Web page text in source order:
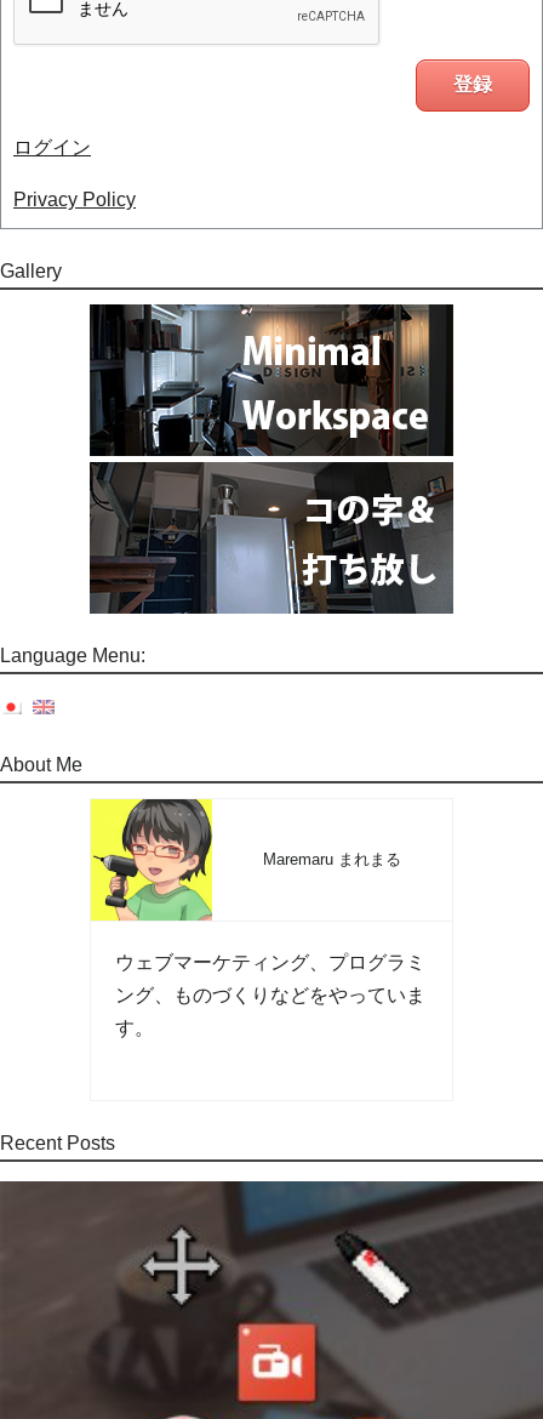
ログイン
Privacy Policy
Gallery
Language Menu:
About Me
Maremaru まれまる
ウェブマーケティング、プログラミ
ング、ものづくりなどをやっていま
す。
Recent Posts